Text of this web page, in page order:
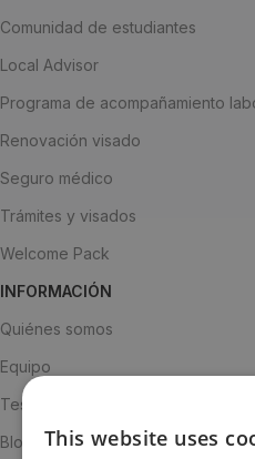
Comunidad de estudiantes
Local Advisor
Programa de acompañamiento
Renovación visado
Seguro médico
Trámites y visados
Welcome Pack
INFORMACIÓN
Quiénes somos
Equipo
Testimonios
Blog
This website uses